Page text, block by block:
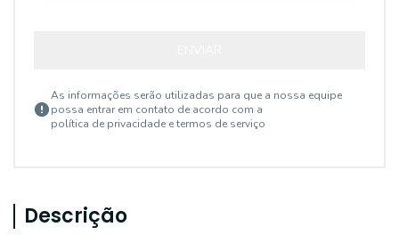
As informações serão utilizadas para que a nossa equipe
possa entrar em contato de acordo com a
política de privacidade e termos de serviço
Descrição